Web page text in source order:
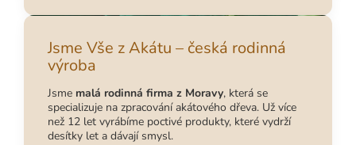
Jsme Vše z Akátu – česká rodinná
výroba
Jsme malá rodinná firma z Moravy, která se
specializuje na zpracování akátového dřeva. Už více
než 12 let vyrábíme poctivé produkty, které vydrží
desítky let a dávají smysl.